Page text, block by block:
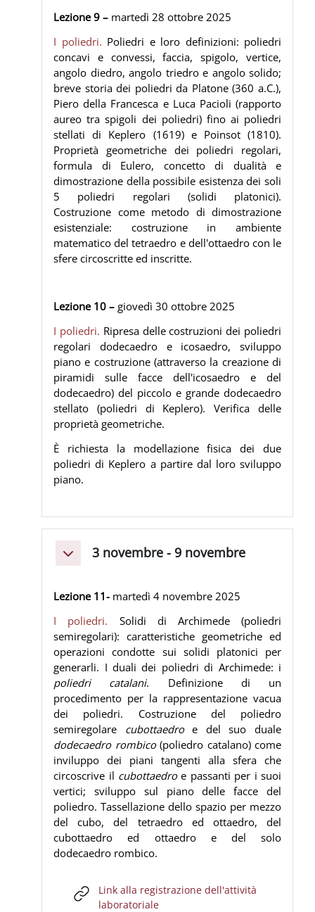
Lezione 9 – martedì 28 ottobre 2025
I poliedri. Poliedri e loro definizioni: poliedri
concavi e convessi, faccia, spigolo, vertice,
angolo diedro, angolo triedro e angolo solido;
breve storia dei poliedri da Platone (360 a.C.),
Piero della Francesca e Luca Pacioli (rapporto
aureo tra spigoli dei poliedri) fino ai poliedri
stellati di Keplero (1619) e Poinsot (1810).
Proprietà geometriche dei poliedri regolari,
formula di Eulero, concetto di dualità e
dimostrazione della possibile esistenza dei soli
5 poliedri regolari (solidi platonici).
Costruzione come metodo di dimostrazione
esistenziale: costruzione in ambiente
matematico del tetraedro e dell'ottaedro con le
sfere circoscritte ed inscritte.
Lezione 10 –giovedì 30 ottobre 2025
I poliedri. Ripresa delle costruzioni dei poliedri
regolari dodecaedro e icosaedro, sviluppo
piano e costruzione (attraverso la creazione di
piramidi sulle facce dell'icosaedro e del
dodecaedro) del piccolo e grande dodecaedro
stellato (poliedri di Keplero). Verifica delle
proprietà geometriche.
È richiesta la modellazione fisica dei due
poliedri di Keplero a partire dal loro sviluppo
piano.
Minimizza3 novembre - 9 novembre
Lezione 11- martedì 4 novembre 2025
I poliedri. Solidi di Archimede (poliedri
semiregolari): caratteristiche geometriche ed
operazioni condotte sui solidi platonici per
generarli. I duali dei poliedri di Archimede: i
poliedri catalani. Definizione di un
procedimento per la rappresentazione vacua
dei poliedri. Costruzione del poliedro
semiregolare cubottaedroe del suo duale
dodecaedro rombico(poliedro catalano) come
inviluppo dei piani tangenti alla sfera che
circoscrive il cubottaedroe passanti per i suoi
vertici; sviluppo sul piano delle facce del
poliedro. Tassellazione dello spazio per mezzo
del cubo, del tetraedro ed ottaedro, del
cubottaedro ed ottaedro e del solo
dodecaedro rombico.
Link alla registrazione dell'attività
laboratorialeURL